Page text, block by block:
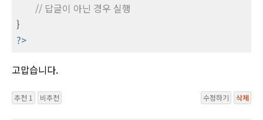
// 답글이 아닌 경우 실행
?>
고맙습니다.
추천 1 비추천 수정하기 삭제